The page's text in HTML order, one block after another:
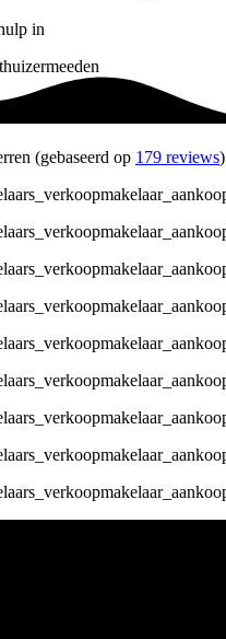
in
(gebaseerd op 179 reviews)